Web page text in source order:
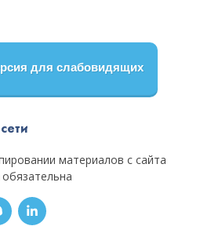
для слабовидящих
материалов с сайта